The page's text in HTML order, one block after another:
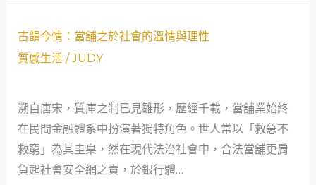
如
何
鋪
度
過
難
古韻今情：當舖之於社會的溫情與理性
質感生活/JUDY
溯自唐宋，質庫之制已見雛形，歷經千載，當舖業始終
在民間金融體系中扮演著獨特角色。世人常以「救急不
救窮」為其圭臬，然在現代法治社會中，合法當舖更肩
負起社會安全網之責，於銀行體…
古
韻
當
舖
之
於